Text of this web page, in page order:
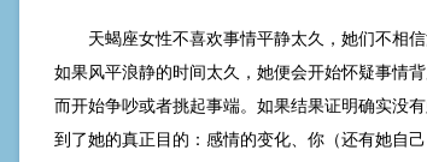
天蝎座女性不喜欢事情平静太久，她们不相
如果风平浪静的时间太久，她便会开始怀疑事情
而开始争吵或者挑起事端。如果结果证明确实没
到了她的真正目的：感情的变化、你（还有她自